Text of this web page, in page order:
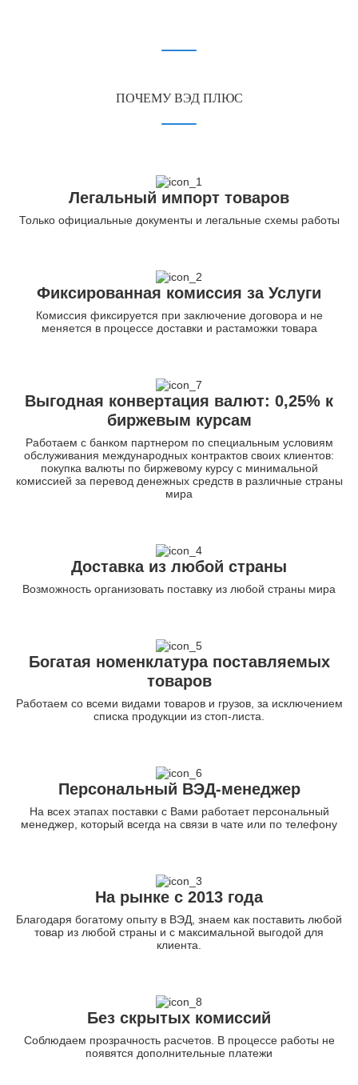
ПОЧЕМУ ВЭД ПЛЮС
Легальный импорт товаров
Только официальные документы и легальные схемы работы
Фиксированная комиссия за Услуги
Комиссия фиксируется при заключение договора и не
меняется в процессе доставки и растаможки товара
Выгодная конвертация валют: 0,25% к
биржевым курсам
Работаем с банком партнером по специальным условиям
обслуживания международных контрактов своих клиентов:
покупка валюты по биржевому курсу с минимальной
комиссией за перевод денежных средств в различные страны
мира
Доставка из любой страны
Возможность организовать поставку из любой страны мира
Богатая номенклатура поставляемых
товаров
Работаем со всеми видами товаров и грузов, за исключением
списка продукции из стоп-листа.
Персональный ВЭД-менеджер
На всех этапах поставки с Вами работает персональный
менеджер, который всегда на связи в чате или по телефону
На рынке с 2013 года
Благодаря богатому опыту в ВЭД, знаем как поставить любой
товар из любой страны и с максимальной выгодой для
клиента.
Без скрытых комиссий
Соблюдаем прозрачность расчетов. В процессе работы не
появятся дополнительные платежи